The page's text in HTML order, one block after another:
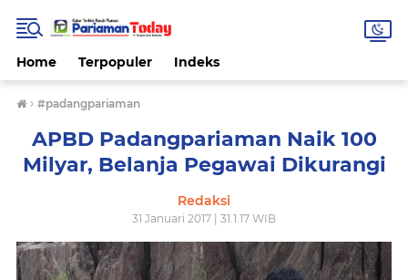
Home Terpopuler Indeks
› #padangpariaman
APBD Padangpariaman Naik 100
Milyar, Belanja Pegawai Dikurangi
Redaksi
31 Januari 2017 | 31.1.17 WIB